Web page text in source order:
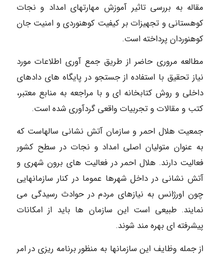
مقاله به بررسی تاثیر آموزش مهارتهای امداد و نجات
کوهستانی و تجهیزات بر کیفیت کوهنوردی و امنیت جان
کوهنوردان پرداخته است.
مطالعه مروری حاضر از طریق جمع آوری اطلاعات مورد
نیاز تحقیق با استفاده از جستجو در پایگاه های دادهای
داخلی و روش کتابخانه ای و با مراجعه به منابع معتبر،
کتب و مقالات و تجربیات واقعی گردآوری شده است.
جمعیت هلال احمر و سازمان آتش نشانی سالهاست که
به عنوان متولیان اصلی امداد و نجات در سطح کشور
فعالیت دارند. هلال احمر در فعالیت های برون شهری و
آتش نشانی در داخل شهرها عموما در کنار سازمانهایی
چون اورژانس به نیازهای مردم در حوادث رسیدگی می
نمایند. طبیعی است این سازمان ها باید از امکانات
پیشرفته ای بهره مند شوند.
از جمله وظایف این سازمانها به منظور برنامه ریزی در امر